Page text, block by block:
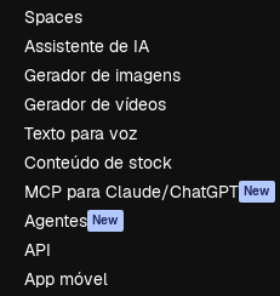
Spaces
Assistente de IA
Gerador de imagens
Gerador de vídeos
Texto para voz
Conteúdo de stock
MCP para Claude/ChatGPT New
Agentes New
API
App móvel